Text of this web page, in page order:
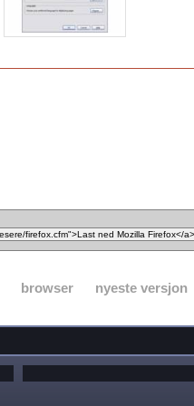
browser nyeste versjon